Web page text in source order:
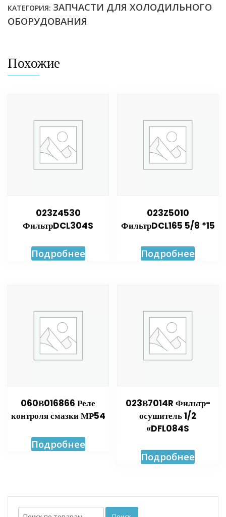
КАТЕГОРИЯ: ЗАПЧАСТИ ДЛЯ ХОЛОДИЛЬНОГО
ОБОРУДОВАНИЯ
Похожие
023Z4530
ФильтрDCL304S
Подробнее
023Z5010
ФильтрDCL165 5/8 *15
Подробнее
060В016866 Реле
контроля смазки МР54
Подробнее
023В7014R Фильтр-
осушитель 1/2
«DFL084S
Подробнее
Искать: